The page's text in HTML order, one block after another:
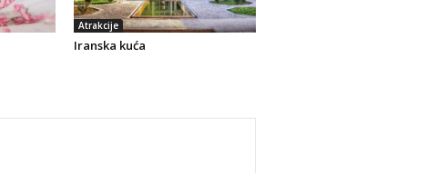
Atrakcije
Iranska kuća